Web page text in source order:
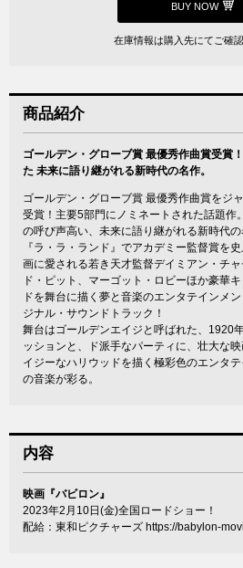
BUY NOW
在庫情報は購入先にてご確認
商品紹介
ゴールデン・グローブ賞 最優秀作曲賞受賞
た 未来に語り継がれる新時代の名作。
ゴールデン・グローブ賞 最優秀作曲賞をジ
受賞！主要5部門にノミネートされた話題作
の呼び声高い、未来に語り継がれる新時代の
『ラ・ラ・ランド』でアカデミー監督賞を
画に愛される若き天才監督デイミアン・チ
ド・ピット、マーゴット・ロビーほか豪華
ドを舞台に描く夢と音楽のエンタテインメ
ジナル・サウンドトラック！
舞台はゴールデンエイジと呼ばれた、1920
ッションと、ド派手なパーティに、壮大な
イジーなハリウッドを描く極彩色のエンタ
の音楽が彩る。
内容
映画『バビロン』
2023年2月10日(金)全国ロードショー！
配給：東和ピクチャーズ https://babylon-